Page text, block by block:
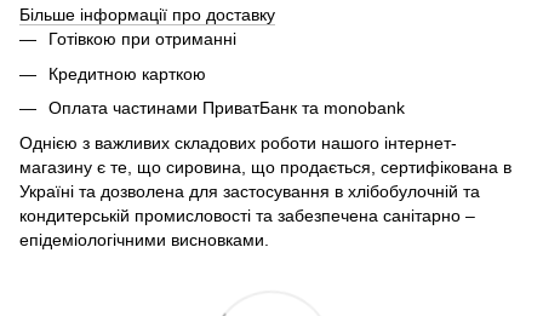
Більше інформації про доставку
Готівкою при отриманні
Кредитною карткою
Оплата частинами ПриватБанк та monobank
Однією з важливих складових роботи нашого інтернет-
магазину є те, що сировина, що продається, сертифікована в
Україні та дозволена для застосування в хлібобулочній та
кондитерській промисловості та забезпечена санітарно –
епідеміологічними висновками.